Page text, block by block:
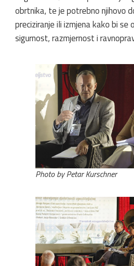
obrtnika, te je potrebno njihovo
preciziranje ili izmjena kako bi se
sigurnost, razmjernost i
Photo by Petar Kurschner